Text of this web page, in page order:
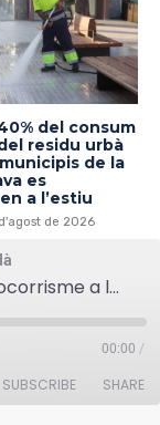
del consum
residu urbà
de la
es
a l’estiu
de 2026
Creu Roja perd la gestió del socorrisme a les platges de Palafrugell
00:00 /
SUBSCRIBE SHARE